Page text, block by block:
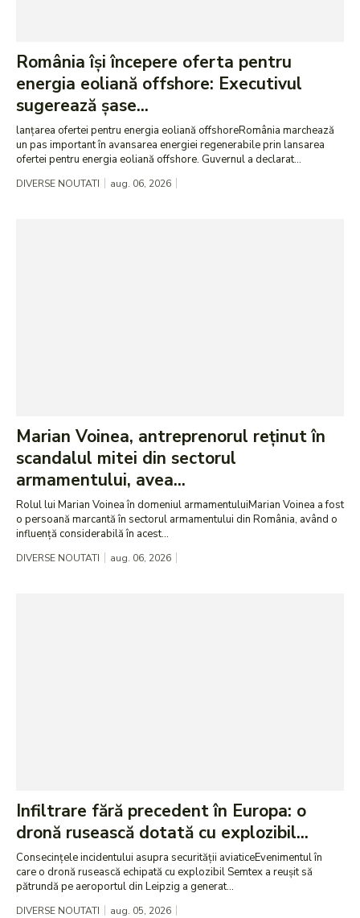
România își începere oferta pentru
energia eoliană offshore: Executivul
sugerează șase...
lanțarea ofertei pentru energia eoliană offshoreRomânia marchează
un pas important în avansarea energiei regenerabile prin lansarea
ofertei pentru energia eoliană offshore. Guvernul a declarat...
DIVERSE NOUTATI aug. 06, 2026
Marian Voinea, antreprenorul reținut în
scandalul mitei din sectorul
armamentului, avea...
Rolul lui Marian Voinea în domeniul armamentuluiMarian Voinea a fost
o persoană marcantă în sectorul armamentului din România, având o
influență considerabilă în acest...
DIVERSE NOUTATI aug. 06, 2026
Infiltrare fără precedent în Europa: o
dronă rusească dotată cu explozibil...
Consecințele incidentului asupra securității aviaticeEvenimentul în
care o dronă rusească echipată cu explozibil Semtex a reușit să
pătrundă pe aeroportul din Leipzig a generat...
DIVERSE NOUTATI aug. 05, 2026